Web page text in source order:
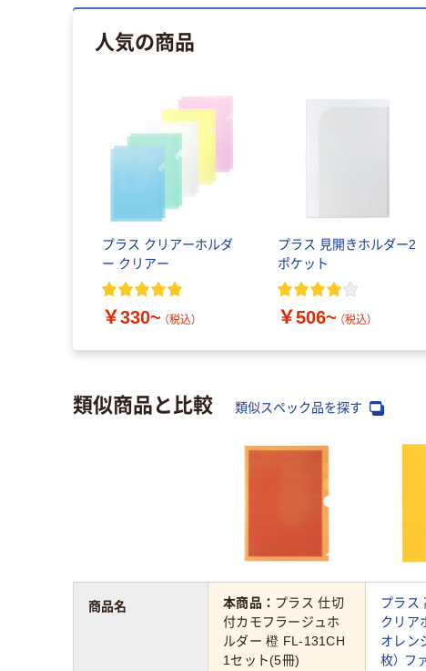
人気の商品
プラス クリアーホルダ
ー クリアー
￥330~ （税込）
プラス 見開きホルダー2
ポケット
￥506~ （税込）
類似商品と比較 類似スペック品を探す
本商品： プラス 仕切
付カモフラージュホ
ルダー 橙 FL-131CH
1セット(5冊)
プラス
クリア
オレン
枚） フ
商品名